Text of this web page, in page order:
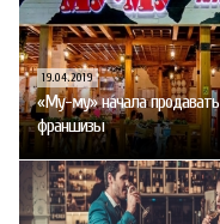
19.04.2019
«Му-му» начала продавать
франшизы